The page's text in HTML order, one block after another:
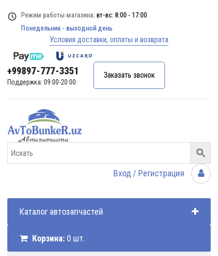
Режим работы магазина: вт-вс: 8:00 - 17:00
Понедельник - выходной день
Условия доставки, оплаты и возврата
+99897-777-3351
Поддержка: 09:00-20:00
Заказать звонок
Вход / Регистрация
Каталог автозапчастей
Корзина: 0 шт.